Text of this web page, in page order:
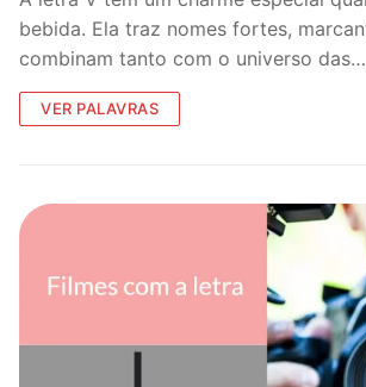
bebida. Ela traz nomes fortes,
combinam tanto com o universo das…
VER PALAVRAS